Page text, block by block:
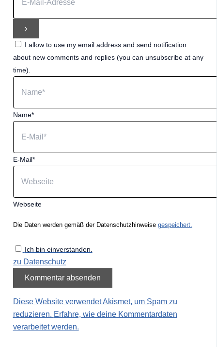
I allow to use my email address and send notification
about new comments and replies (you can unsubscribe at any
time).
Name*
E-Mail*
Webseite
Die Daten werden gemäß der Datenschutzhinweise gespeichert.
Ich bin einverstanden.
zu Datenschutz
Diese Website verwendet Akismet, um Spam zu
reduzieren. Erfahre, wie deine Kommentardaten
verarbeitet werden.